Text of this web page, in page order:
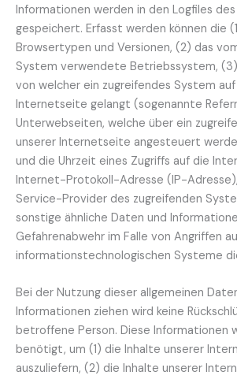
Informationen werden in den Logfiles
gespeichert. Erfasst werden können die
Browsertypen und Versionen, (2) das
System verwendete Betriebssystem,
von welcher ein zugreifendes System
Internetseite gelangt (sogenannte
Unterwebseiten, welche über ein
unserer Internetseite angesteuert
und die Uhrzeit eines Zugriffs auf die
Internet-Protokoll-Adresse (IP-
Service-Provider des zugreifenden
sonstige ähnliche Daten und
Gefahrenabwehr im Falle von Angriffen
informationstechnologischen Systeme
Bei der Nutzung dieser allgemeinen
Informationen ziehen wird keine
betroffene Person. Diese Informationen
benötigt, um (1) die Inhalte unserer
auszuliefern, (2) die Inhalte unserer